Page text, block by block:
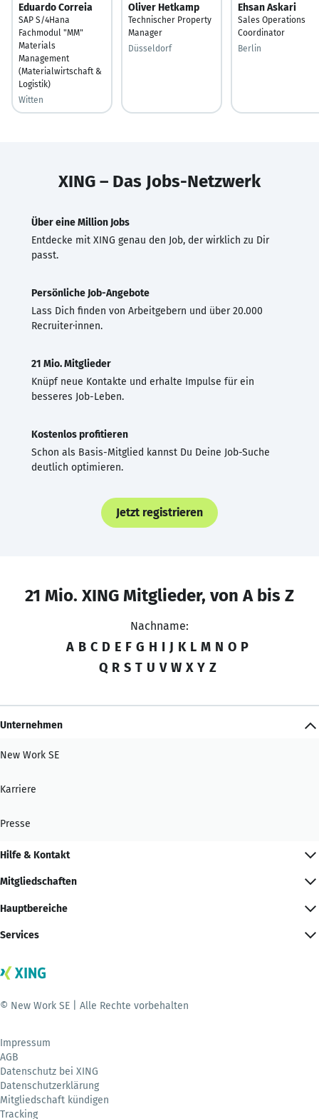
Eduardo Correia
SAP S/4Hana
Fachmodul "MM"
Materials
Management
(Materialwirtschaft &
Logistik)
Witten
Oliver Hetkamp
Technischer Property
Manager
Düsseldorf
Ehsan Askari
Sales Operations
Coordinator
Berlin
XING – Das Jobs-Netzwerk
Über eine Million Jobs
Entdecke mit XING genau den Job, der wirklich zu Dir
passt.
Persönliche Job-Angebote
Lass Dich finden von Arbeitgebern und über 20.000
Recruiter·innen.
21 Mio. Mitglieder
Knüpf neue Kontakte und erhalte Impulse für ein
besseres Job-Leben.
Kostenlos profitieren
Schon als Basis-Mitglied kannst Du Deine Job-Suche
deutlich optimieren.
Jetzt registrieren
21 Mio. XING Mitglieder, von A bis Z
Nachname:
A B C D E F G H I J K L M N O P
Q R S T U V W X Y Z
Unternehmen
New Work SE
Karriere
Presse
Hilfe & Kontakt
Mitgliedschaften
Hauptbereiche
Services
© New Work SE | Alle Rechte vorbehalten
Impressum
AGB
Datenschutz bei XING
Datenschutzerklärung
Mitgliedschaft kündigen
Tracking